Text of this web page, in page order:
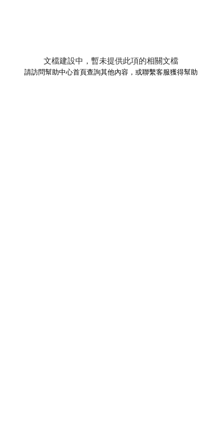
文檔建設中，暫未提供此項的相關文檔
請訪問幫助中心首頁查詢其他內容，或聯繫客服獲得幫助